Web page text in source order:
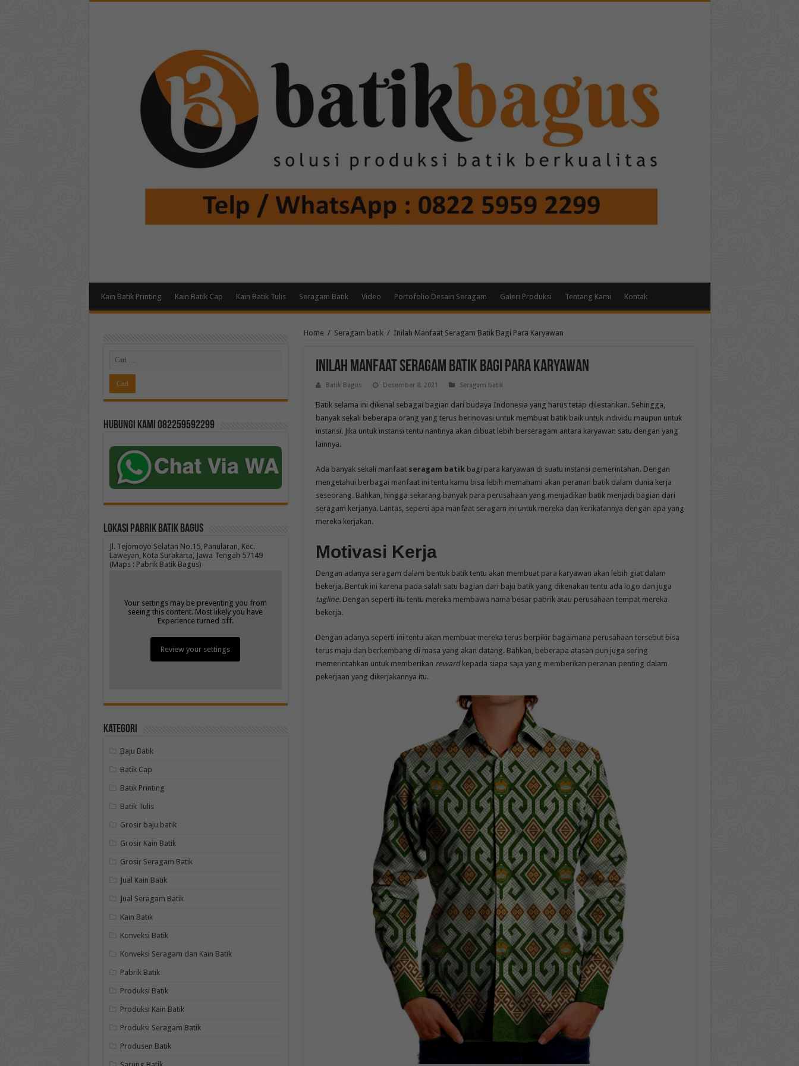
Kain Batik Printing Kain Batik Cap Kain Batik Tulis Seragam Batik Video Portofolio Desain Seragam Galeri Produksi Tentang Kami Kontak
Home / Seragam batik / Inilah Manfaat Seragam Batik Bagi Para Karyawan
Inilah Manfaat Seragam Batik Bagi Para Karyawan
Batik Bagus Desember 8, 2021 Seragam batik
Batik selama ini dikenal sebagai bagian dari budaya Indonesia yang harus tetap dilestarikan. Sehingga,
banyak sekali beberapa orang yang terus berinovasi untuk membuat batik baik untuk individu maupun untuk
instansi. Jika untuk instansi tentu nantinya akan dibuat lebih berseragam antara karyawan satu dengan yang
lainnya.
Ada banyak sekali manfaat seragam batik bagi para karyawan di suatu instansi pemerintahan. Dengan
mengetahui berbagai manfaat ini tentu kamu bisa lebih memahami akan peranan batik dalam dunia kerja
seseorang. Bahkan, hingga sekarang banyak para perusahaan yang menjadikan batik menjadi bagian dari
seragam kerjanya. Lantas, seperti apa manfaat seragam ini untuk mereka dan kerikatannya dengan apa yang
mereka kerjakan.
Motivasi Kerja
Dengan adanya seragam dalam bentuk batik tentu akan membuat para karyawan akan lebih giat dalam
bekerja. Bentuk ini karena pada salah satu bagian dari baju batik yang dikenakan tentu ada logo dan juga
tagline. Dengan seperti itu tentu mereka membawa nama besar pabrik atau perusahaan tempat mereka
bekerja.
Dengan adanya seperti ini tentu akan membuat mereka terus berpikir bagaimana perusahaan tersebut bisa
terus maju dan berkembang di masa yang akan datang. Bahkan, beberapa atasan pun juga sering
memerintahkan untuk memberikan reward kepada siapa saja yang memberikan peranan penting dalam
pekerjaan yang dikerjakannya itu.
Hubungi kami 082259592299
Lokasi Pabrik Batik Bagus
Jl. Tejomoyo Selatan No.15, Panularan, Kec.
Laweyan, Kota Surakarta, Jawa Tengah 57149
(Maps : Pabrik Batik Bagus)
Your settings may be preventing you from
seeing this content. Most likely you have
Experience turned off.
Review your settings
Kategori
Baju Batik
Batik Cap
Batik Printing
Batik Tulis
Grosir baju batik
Grosir Kain Batik
Grosir Seragam Batik
Jual Kain Batik
Jual Seragam Batik
Kain Batik
Konveksi Batik
Konveksi Seragam dan Kain Batik
Pabrik Batik
Produksi Batik
Produksi Kain Batik
Produksi Seragam Batik
Produsen Batik